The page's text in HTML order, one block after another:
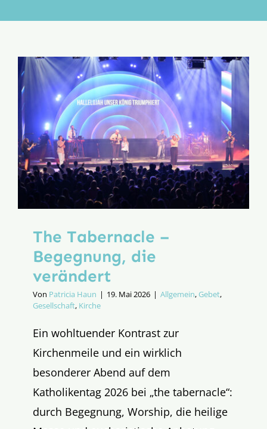
Aktion
The Tabernacle –
Begegnung, die
verändert
Von Patricia Haun | 19. Mai 2026 | Allgemein,Gebet,
Gesellschaft, Kirche
Ein wohltuender Kontrast zur
Kirchenmeile und ein wirklich
besonderer Abend auf dem
Katholikentag 2026 bei „the tabernacle“:
durch Begegnung, Worship, die heilige